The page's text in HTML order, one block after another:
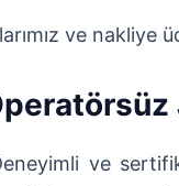
ve nakliye
ve